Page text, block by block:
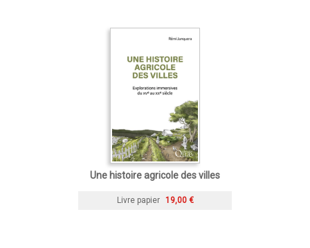
Une histoire agricole des villes
Livre papier 19,00 €